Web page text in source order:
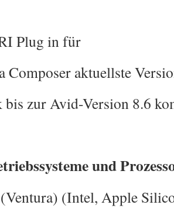
Plug in für
Composer aktuellste
bis zur Avid-Version 8.6
und
(Intel, Apple